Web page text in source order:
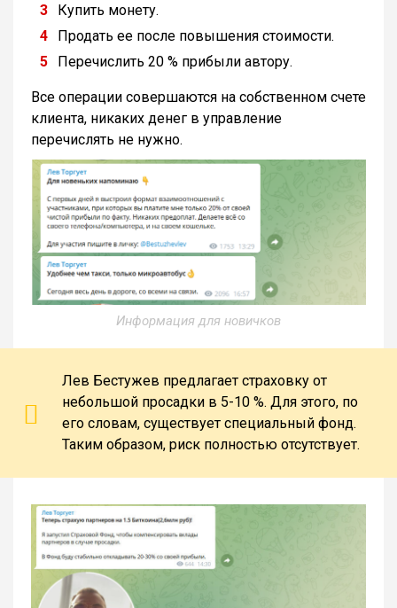
Купить монету.
Продать ее после повышения стоимости.
Перечислить 20 % прибыли автору.
Все операции совершаются на собственном счете
клиента, никаких денег в управление
перечислять не нужно.
Информация для новичков
Лев Бестужев предлагает страховку от
небольшой просадки в 5-10 %. Для этого, по
его словам, существует специальный фонд.
Таким образом, риск полностью отсутствует.